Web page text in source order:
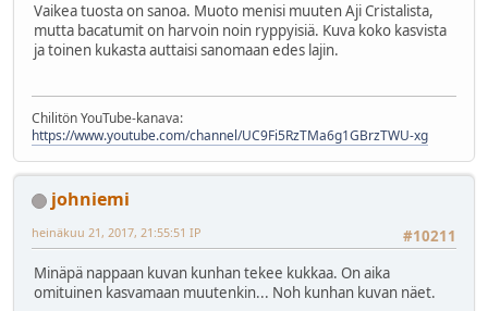
Vaikea tuosta on sanoa. Muoto menisi muuten Aji Cristalista,
mutta bacatumit on harvoin noin ryppyisiä. Kuva koko kasvista
ja toinen kukasta auttaisi sanomaan edes lajin.
Chilitön YouTube-kanava:
https://www.youtube.com/channel/UC9Fi5RzTMa6g1GBrzTWU-xg
johniemi
#10211
heinäkuu 21, 2017, 21:55:51 IP
Minäpä nappaan kuvan kunhan tekee kukkaa. On aika
omituinen kasvamaan muutenkin... Noh kunhan kuvan näet.